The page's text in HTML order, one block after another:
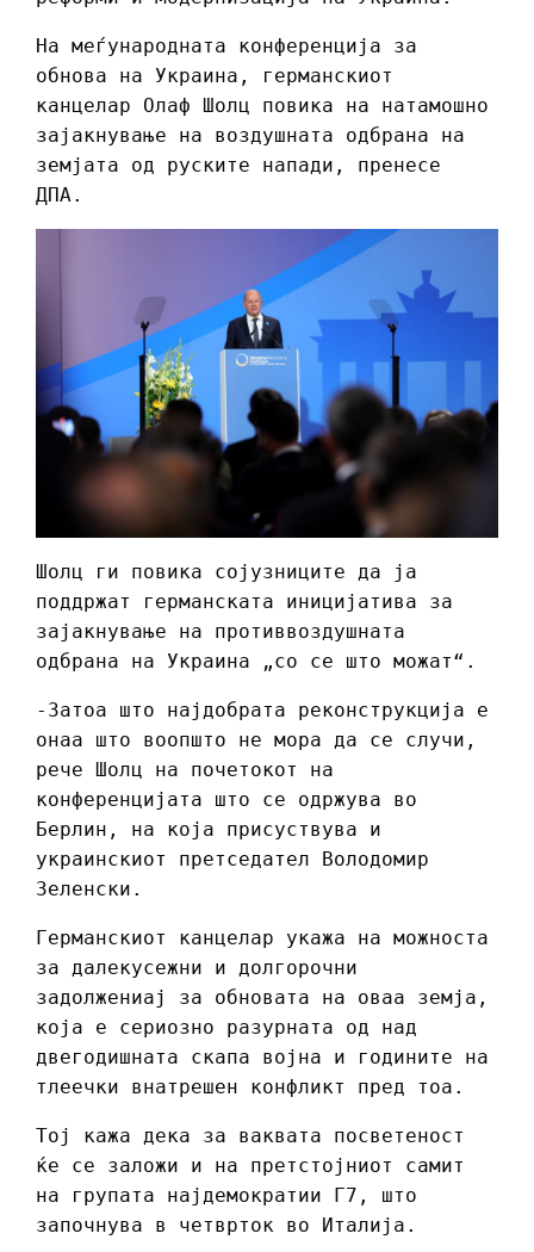
На меѓународната конференција за
обнова на Украина, германскиот
канцелар Олаф Шолц повика на натамошно
зајакнување на воздушната одбрана на
земјата од руските напади, пренесе
ДПА.
Шолц ги повика сојузниците да ја
поддржат германската иницијатива за
зајакнување на противвоздушната
одбрана на Украина „со се што можат“.
-Затоа што најдобрата реконструкција е
онаа што воопшто не мора да се случи,
рече Шолц на почетокот на
конференцијата што се одржува во
Берлин, на која присуствува и
украинскиот претседател Володомир
Зеленски.
Германскиот канцелар укажа на можноста
за далекусежни и долгорочни
задолжениај за обновата на оваа земја,
која е сериозно разурната од над
двегодишната скапа војна и годините на
тлеечки внатрешен конфликт пред тоа.
Тој кажа дека за ваквата посветеност
ќе се заложи и на претстојниот самит
на групата најдемократии Г7, што
започнува в четврток во Италија.